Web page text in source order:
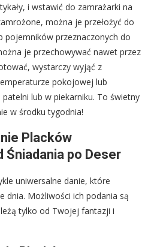
i wstawić do zamrażarki na
można je przełożyć do
pojemników przeznaczonych do
je przechowywać nawet przez
wystarczy wyjąć z
pokojowej lub
lub w piekarniku. To świetny
w środku tygodnia!
Placków
Śniadania po Deser
uniwersalne danie, które
dnia. Możliwości ich podania są
tylko od Twojej fantazji i